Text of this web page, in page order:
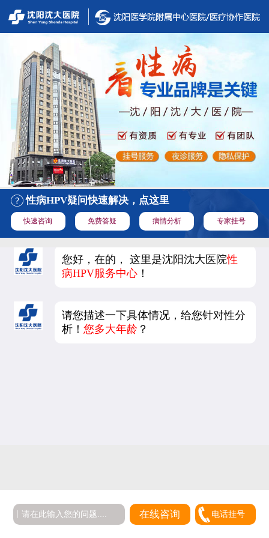
性病HPV疑问快速解决，点这里
快速咨询 免费答疑 病情分析 专家挂号
您好，在的， 这里是沈阳沈大医院性
病HPV服务中心 ！
请您描述一下具体情况，给您针对性分
析！您多大年龄 ？
在线咨询 电话挂号
5